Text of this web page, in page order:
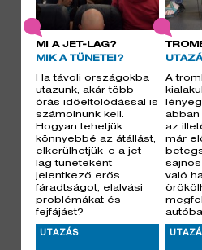
MI A JET-LAG?
MIK A TÜNETEI?
Ha távoli országokba
utazunk, akár több
órás időeltolódással is
számolnunk kell.
Hogyan tehetjük
könnyebbé az átállást,
elkerülhetjük-e a jet
lag tüneteként
jelentkező erős
fáradtságot, elalvási
problémákat és
fejfájást?
A
abban
az
már
való
nyaral
UTAZÁS